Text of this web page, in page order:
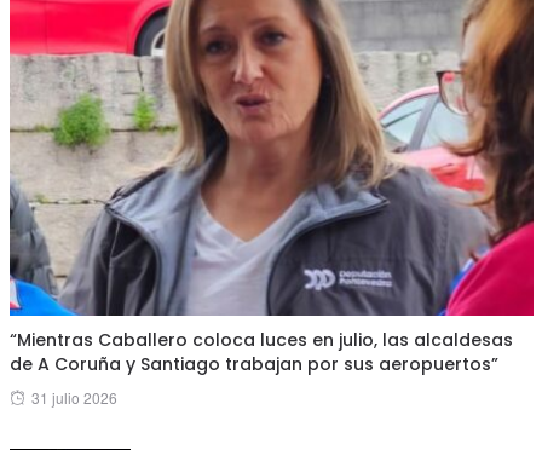
“Mientras Caballero coloca luces en julio, las alcaldesas
de A Coruña y Santiago trabajan por sus aeropuertos”
Posted
31 julio 2026